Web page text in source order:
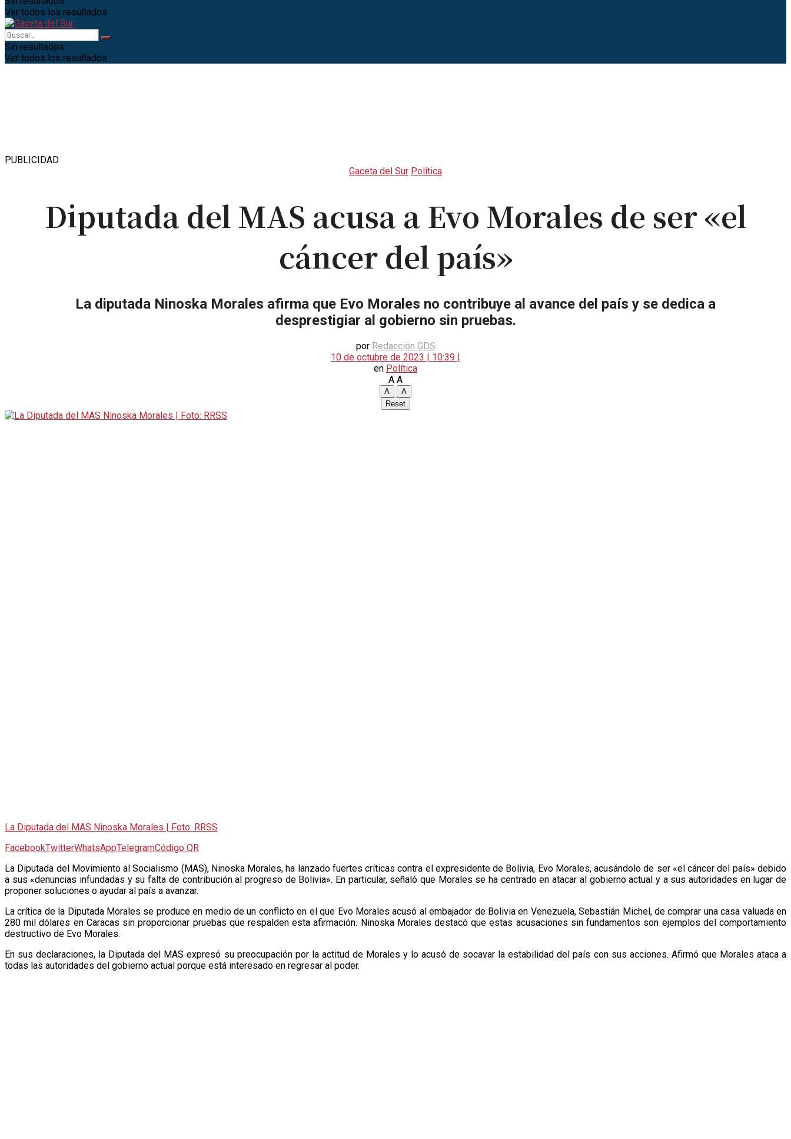
Ver todos los resultados
Sin resultados
Ver todos los resultados
PUBLICIDAD
Gaceta del Sur Política
Diputada del MAS acusa a Evo Morales de ser «el
cáncer del país»
La diputada Ninoska Morales afirma que Evo Morales no contribuye al avance del país y se dedica a
desprestigiar al gobierno sin pruebas.
por Redacción GDS
10 de octubre de 2023 | 10:39 |
en Política
A A
A
A
Reset
La Diputada del MAS Ninoska Morales | Foto: RRSS
FacebookTwitterWhatsAppTelegramCódigo QR
La Diputada del Movimiento al Socialismo (MAS), Ninoska Morales, ha lanzado fuertes críticas contra el expresidente de Bolivia, Evo Morales, acusándolo de ser «el cáncer del país» debido
a sus «denuncias infundadas y su falta de contribución al progreso de Bolivia». En particular, señaló que Morales se ha centrado en atacar al gobierno actual y a sus autoridades en lugar de
proponer soluciones o ayudar al país a avanzar.
La crítica de la Diputada Morales se produce en medio de un conflicto en el que Evo Morales acusó al embajador de Bolivia en Venezuela, Sebastián Michel, de comprar una casa valuada en
280 mil dólares en Caracas sin proporcionar pruebas que respalden esta afirmación. Ninoska Morales destacó que estas acusaciones sin fundamentos son ejemplos del comportamiento
destructivo de Evo Morales.
En sus declaraciones, la Diputada del MAS expresó su preocupación por la actitud de Morales y lo acusó de socavar la estabilidad del país con sus acciones. Afirmó que Morales ataca a
todas las autoridades del gobierno actual porque está interesado en regresar al poder.